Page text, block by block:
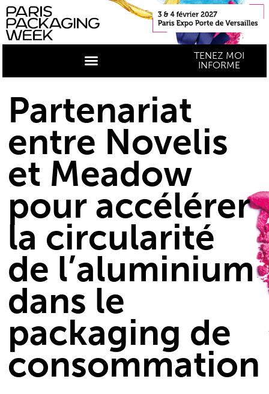
TENEZ MOI
INFORME
Partenariat
entre Novelis
et Meadow
pour accélérer
la circularité
de l’aluminium
dans le
packaging de
consommation